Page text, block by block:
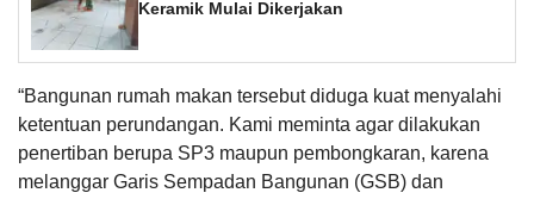
Keramik Mulai Dikerjakan
“Bangunan rumah makan tersebut diduga kuat menyalahi
ketentuan perundangan. Kami meminta agar dilakukan
penertiban berupa SP3 maupun pembongkaran, karena
melanggar Garis Sempadan Bangunan (GSB) dan